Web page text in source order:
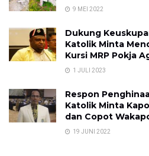
9 MEI 2022
Dukung
Katolik Minta
Kursi MRP Pokja
1 JULI 2023
Respon
Katolik Minta
dan Copot
19 JUNI 2022